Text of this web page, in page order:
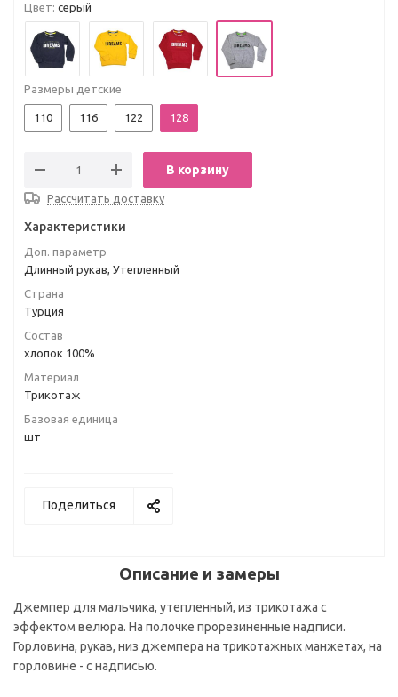
Цвет: серый
Размеры детские
110 116 122 128
В корзину
Рассчитать доставку
Характеристики
Доп. параметр
Длинный рукав, Утепленный
Страна
Турция
Состав
хлопок 100%
Материал
Трикотаж
Базовая единица
шт
Поделиться
Описание и замеры
Джемпер для мальчика, утепленный, из трикотажа с
эффектом велюра. На полочке прорезиненные надписи.
Горловина, рукав, низ джемпера на трикотажных манжетах, на
горловине - с надписью.